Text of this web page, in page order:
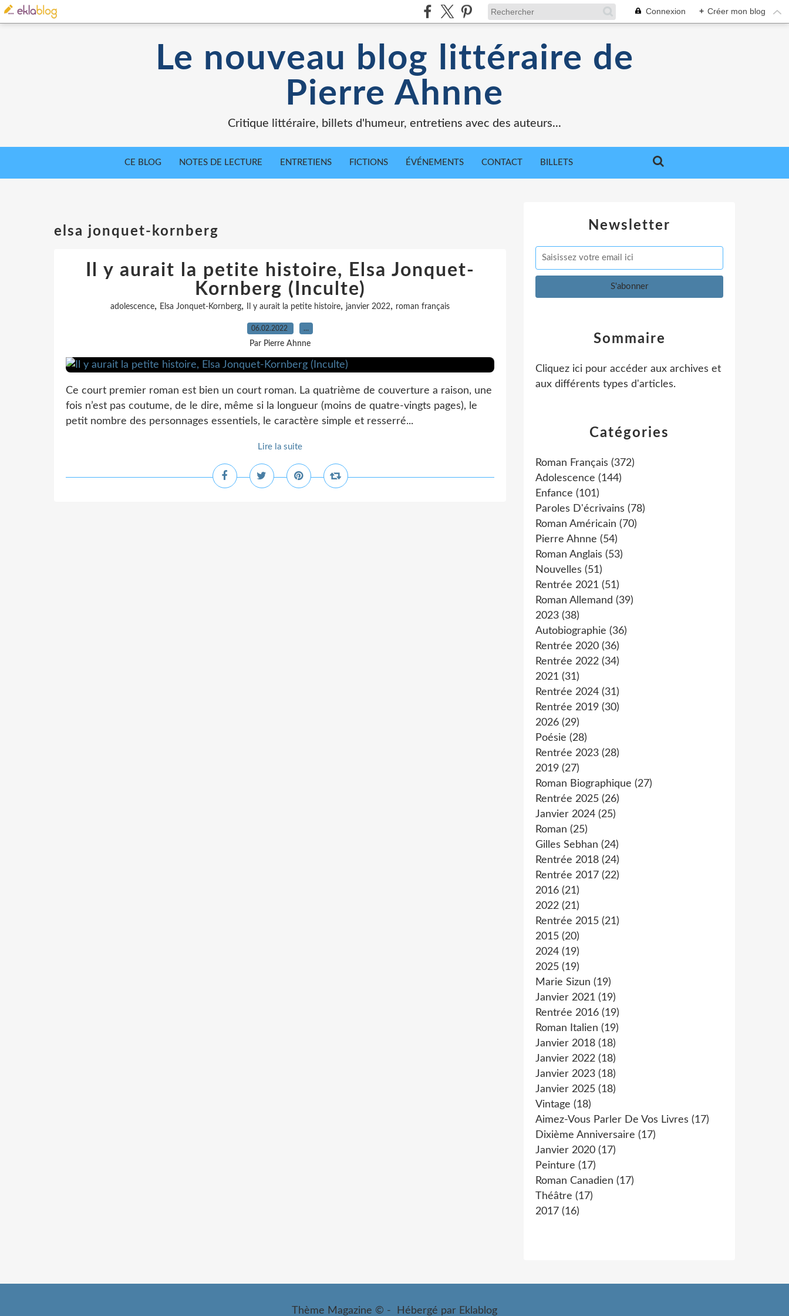
Connexion + Créer mon blog
Le nouveau blog littéraire de
Pierre Ahnne
Critique littéraire, billets d'humeur, entretiens avec des auteurs...
CE BLOG NOTES DE LECTURE ENTRETIENS FICTIONS ÉVÉNEMENTS CONTACT BILLETS
elsa jonquet-kornberg
Il y aurait la petite histoire, Elsa Jonquet-
Kornberg (Inculte)
adolescence, Elsa Jonquet-Kornberg, Il y aurait la petite histoire, janvier 2022, roman français
06.02.2022 …
Par Pierre Ahnne
Ce court premier roman est bien un court roman. La quatrième de couverture a raison, une
fois n’est pas coutume, de le dire, même si la longueur (moins de quatre-vingts pages), le
petit nombre des personnages essentiels, le caractère simple et resserré...
Lire la suite
Newsletter
Catégories
Roman Français (372)
Adolescence (144)
Enfance (101)
Paroles D'écrivains (78)
Roman Américain (70)
Pierre Ahnne (54)
Roman Anglais (53)
Nouvelles (51)
Rentrée 2021 (51)
Roman Allemand (39)
2023 (38)
Autobiographie (36)
Rentrée 2020 (36)
Rentrée 2022 (34)
2021 (31)
Rentrée 2024 (31)
Rentrée 2019 (30)
2026 (29)
Poésie (28)
Rentrée 2023 (28)
2019 (27)
Roman Biographique (27)
Rentrée 2025 (26)
Janvier 2024 (25)
Roman (25)
Gilles Sebhan (24)
Rentrée 2018 (24)
Rentrée 2017 (22)
2016 (21)
2022 (21)
Rentrée 2015 (21)
2015 (20)
2024 (19)
2025 (19)
Marie Sizun (19)
Janvier 2021 (19)
Rentrée 2016 (19)
Roman Italien (19)
Janvier 2018 (18)
Janvier 2022 (18)
Janvier 2023 (18)
Janvier 2025 (18)
Vintage (18)
Aimez-Vous Parler De Vos Livres (17)
Dixième Anniversaire (17)
Janvier 2020 (17)
Peinture (17)
Roman Canadien (17)
Théâtre (17)
2017 (16)
Sommaire
Cliquez ici pour accéder aux archives et
aux différents types d'articles.
Thème Magazine © - Hébergé par Eklablog